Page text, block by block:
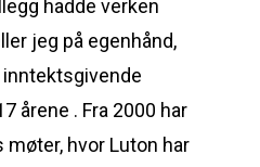
hadde verken
jeg på egenhånd,
årene . Fra 2000 har
hvor Luton har